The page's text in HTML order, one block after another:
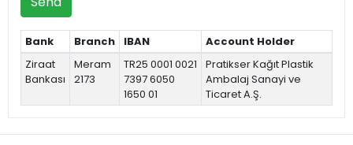
Bank Branch IBAN
Account Holder
Ziraat
Bankası
Meram
2173
TR25 0001 0021
7397 6050
1650 01
Pratikser Kağıt Plastik
Ambalaj Sanayi ve
Ticaret A.Ş.